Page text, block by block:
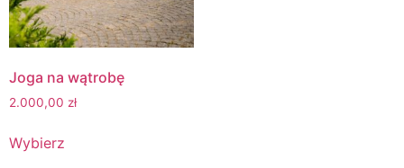
Joga na wątrobę
2.000,00 zł
Wybierz